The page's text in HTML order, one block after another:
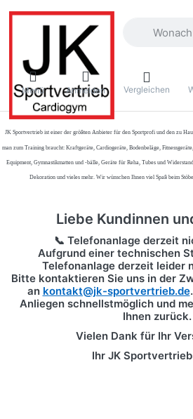
Menü Anmelden Vergleichen
JK Sportvertrieb ist einer der größten Anbieter für den Sportprofi und den zu
man zum Training braucht: Kraftgeräte, Cardiogeräte, Bodenbeläge,
Equipment, Gymnastikmatten und -bälle, Geräte für Reha, Tubes und
Dekoration und vieles mehr. Wir wünschen Ihnen viel Spaß beim
Liebe Kundinnen
📞 Telefonanlage derzeit
Aufgrund einer technischen
Telefonanlage derzeit leider
Bitte kontaktieren Sie uns in der
an kontakt@jk-sportvertrieb.de
Anliegen schnellstmöglich und
Ihnen zurück.
Vielen Dank für Ihr
Ihr JK